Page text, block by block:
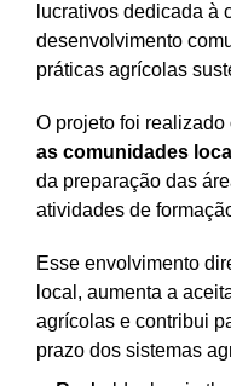
lucrativos dedicada à
desenvolvimento
práticas agrícolas
O projeto foi realizado
as comunidades
da preparação das
atividades de
Esse envolvimento
local, aumenta a
agrícolas e contribui
prazo dos sistemas